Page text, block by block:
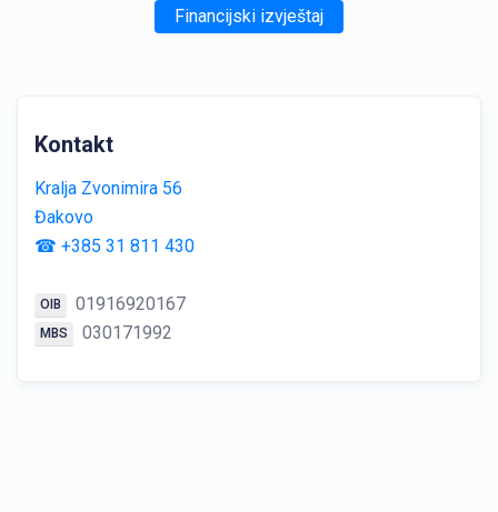
Financijski izvještaj
Kontakt
Kralja Zvonimira 56
Đakovo
☎ +385 31 811 430
OIB 01916920167
MBS 030171992